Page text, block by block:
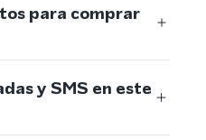
para comprar
y SMS en este